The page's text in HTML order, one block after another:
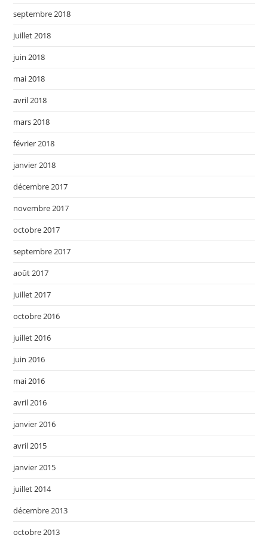
septembre 2018
juillet 2018
juin 2018
mai 2018
avril 2018
mars 2018
février 2018
janvier 2018
décembre 2017
novembre 2017
octobre 2017
septembre 2017
août 2017
juillet 2017
octobre 2016
juillet 2016
juin 2016
mai 2016
avril 2016
janvier 2016
avril 2015
janvier 2015
juillet 2014
décembre 2013
octobre 2013